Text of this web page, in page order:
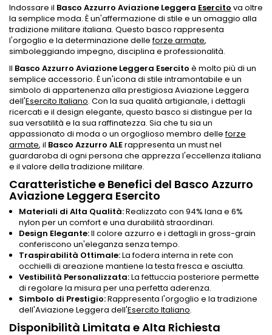
Indossare il Basco Azzurro Aviazione Leggera Esercito va oltre
la semplice moda. È un'affermazione di stile e un omaggio alla
tradizione militare italiana. Questo basco rappresenta
l'orgoglio e la determinazione delleforze armate,
simboleggiando impegno, disciplina e professionalità.
Il Basco Azzurro Aviazione Leggera Esercito è molto più di un
semplice accessorio. È un'icona di stile intramontabile e un
simbolo di appartenenza alla prestigiosa Aviazione Leggera
dell'Esercito Italiano. Con la sua qualità artigianale, i dettagli
ricercati e il design elegante, questo basco si distingue per la
sua versatilità e la sua raffinatezza. Sia che tu sia un
appassionato di moda o un orgoglioso membro delleforze
armate, il Basco Azzurro ALErappresenta un must nel
guardaroba di ogni persona che apprezza l'eccellenza italiana
e il valore della tradizione militare.
Caratteristiche e Benefici del Basco Azzurro
Aviazione Leggera Esercito
Materiali di Alta Qualità:Realizzato con 94% lana e 6%
nylon per un comfort e una durabilità straordinari.
Design Elegante:Il colore azzurro e i dettagli in gross-grain
conferiscono un'eleganza senza tempo.
Traspirabilità Ottimale:La fodera interna in rete con
occhielli di areazione mantiene la testa fresca e asciutta.
Vestibilità Personalizzata:La fettuccia posteriore permette
di regolare la misura per una perfetta aderenza.
Simbolo di Prestigio:Rappresenta l'orgoglio e la tradizione
dell'Aviazione Leggera dell'Esercito Italiano.
Disponibilità Limitata e Alta Richiesta